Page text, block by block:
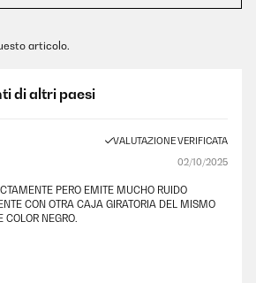
articolo.
di altri paesi
VALUTAZIONE VERIFICATA
02/10/2025
PERO EMITE MUCHO RUIDO
CON OTRA CAJA GIRATORIA DEL MISMO
COLOR NEGRO.